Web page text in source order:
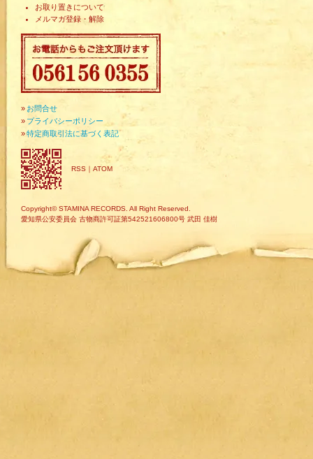
お取り置きについて
メルマガ登録・解除
» お問合せ
» プライバシーポリシー
»特定商取引法に基づく表記
RSS ｜ ATOM
Copyright© STAMINA RECORDS. All Right Reserved.
愛知県公安委員会 古物商許可証第542521606800号 武田 佳樹